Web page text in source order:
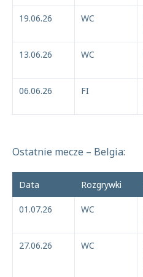
19.06.26 WC
13.06.26 WC
06.06.26 FI
Ostatnie mecze – Belgia:
Data Rozgrywki
01.07.26 WC
27.06.26 WC